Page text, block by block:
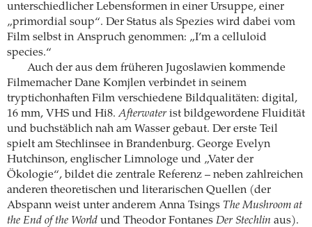
unterschiedlicher Lebensformen in einer Ursuppe, einer
„primordial soup“. Der Status als Spezies wird dabei vom
Film selbst in Anspruch genommen: „I’m a celluloid
species.“
Auch der aus dem früheren Jugoslawien kommende
Filmemacher Dane Komjlen verbindet in seinem
tryptichonhaften Film verschiedene Bildqualitäten: digital,
16 mm, VHS und Hi8.Afterwater ist bildgewordene Fluidität
und buchstäblich nah am Wasser gebaut. Der erste Teil
spielt am Stechlinsee in Brandenburg. George Evelyn
Hutchinson, englischer Limnologe und „Vater der
Ökologie“, bildet die zentrale Referenz – neben zahlreichen
anderen theoretischen und literarischen Quellen (der
Abspann weist unter anderem Anna Tsings The Mushroom at
the End of the World und Theodor Fontanes Der Stechlin aus).